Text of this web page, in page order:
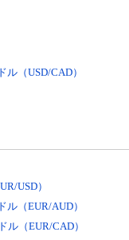
ル（USD/CAD）
USD）
ル（EUR/AUD）
ル（EUR/CAD）